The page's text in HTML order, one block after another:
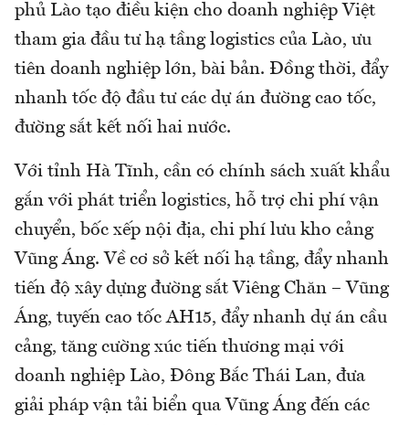
phủ Lào tạo điều kiện cho doanh nghiệp Việt
tham gia đầu tư hạ tầng logistics của Lào, ưu
tiên doanh nghiệp lớn, bài bản. Đồng thời, đẩy
nhanh tốc độ đầu tư các dự án đường cao tốc,
đường sắt kết nối hai nước.
Với tỉnh Hà Tĩnh, cần có chính sách xuất khẩu
gắn với phát triển logistics, hỗ trợ chi phí vận
chuyển, bốc xếp nội địa, chi phí lưu kho cảng
Vũng Áng. Về cơ sở kết nối hạ tầng, đẩy nhanh
tiến độ xây dựng đường sắt Viêng Chăn – Vũng
Áng, tuyến cao tốc AH15, đẩy nhanh dự án cầu
cảng, tăng cường xúc tiến thương mại với
doanh nghiệp Lào, Đông Bắc Thái Lan, đưa
giải pháp vận tải biển qua Vũng Áng đến các